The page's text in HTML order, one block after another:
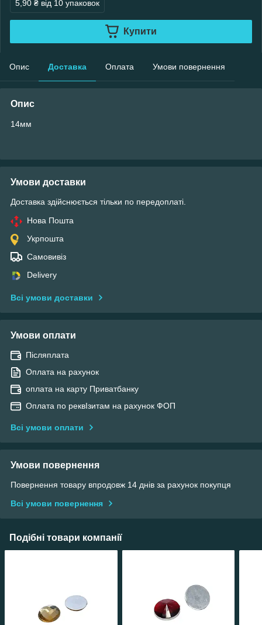
5,90 ₴ від 10 упаковок
Купити
Опис Доставка Оплата Умови повернення
Опис
14мм
Умови доставки
Доставка здійснюється тільки по передоплаті.
Нова Пошта
Укрпошта
Самовивіз
Delivery
Всі умови доставки
Умови оплати
Післяплата
Оплата на рахунок
оплата на карту Приватбанку
Оплата по реквІзитам на рахунок ФОП
Всі умови оплати
Умови повернення
Повернення товару впродовж 14 днів за рахунок покупця
Всі умови повернення
Подібні товари компанії